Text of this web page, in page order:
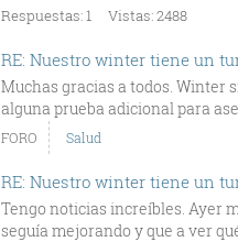
Respuestas: 1 Vistas: 2488
RE: Nuestro winter tiene un
Muchas gracias a todos. Winter
alguna prueba adicional para
FORO Salud
RE: Nuestro winter tiene un
Tengo noticias increíbles. Ayer
seguía mejorando y que a ver